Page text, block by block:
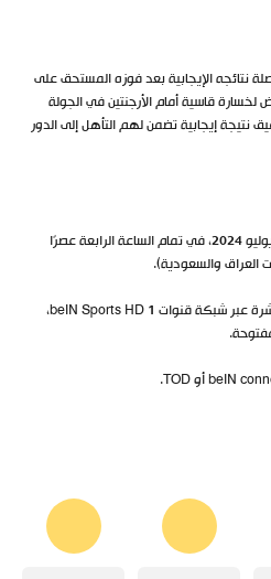
نتائجه الإيجابية بعد فوزه المستحق على
لخسارة قاسية أمام الأرجنتين في الجولة
نتيجة إيجابية تضمن لهم التأهل إلى الدور
تُقام المباراة يوم الثلاثاء الموافق 30 يوليو 2024، في تمام الساعة الرابعة عصرًا
العراق والسعودية).
ويمكن للمشجعين متابعة المباراة مباشرة عبر شبكة قنوات beIN Sports HD 1،